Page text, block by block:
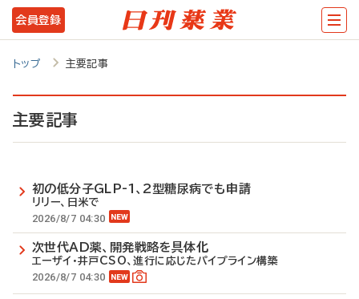
メ
イ
テ
会員登録
トップ 主要記事
主要記事
初の低分子GLP-1、2型糖尿病でも申請
リリー、日米で
2026/8/7 04:30
次世代AD薬、開発戦略を具体化
エーザイ・井戸CSO、進行に応じたパイプライン構築
2026/8/7 04:30